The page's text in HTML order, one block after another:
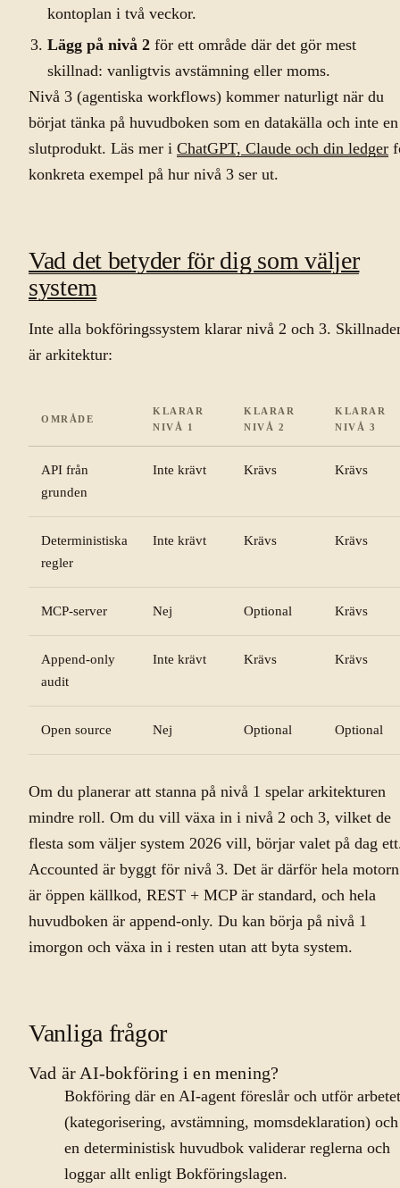
kontoplan i två veckor.
Lägg på nivå 2 för ett område där det gör mest
skillnad: vanligtvis avstämning eller moms.
Nivå 3 (agentiska workflows) kommer naturligt när du
börjat tänka på huvudboken som en datakälla och inte en
slutprodukt. Läs mer i ChatGPT, Claude och din ledger
konkreta exempel på hur nivå 3 ser ut.
Vad det betyder för dig som väljer
system
Inte alla bokföringssystem klarar nivå 2 och 3.
är arkitektur:
OMRÅDE
KLARAR
NIVÅ 1
KLARAR
NIVÅ 2
KLARAR
NIVÅ 3
API från
grunden
Inte krävt Krävs Krävs
Deterministiska
regler
Inte krävt Krävs Krävs
MCP-server Nej Optional Krävs
Append-only
audit
Inte krävt Krävs Krävs
Open source Nej Optional Optional
Om du planerar att stanna på nivå 1 spelar arkitekturen
mindre roll. Om du vill växa in i nivå 2 och 3, vilket de
flesta som väljer system 2026 vill, börjar valet på dag
Accounted är byggt för nivå 3. Det är därför hela motorn
är öppen källkod, REST + MCP är standard, och hela
huvudboken är append-only. Du kan börja på nivå 1
imorgon och växa in i resten utan att byta system.
Vanliga frågor
Vad är AI-bokföring i en mening?
Bokföring där en AI-agent föreslår och utför arbetet
(kategorisering, avstämning, momsdeklaration) och
en deterministisk huvudbok validerar reglerna och
loggar allt enligt Bokföringslagen.